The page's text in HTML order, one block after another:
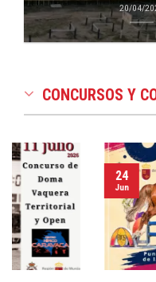
20/04/
CONCURSOS Y
24
Jun